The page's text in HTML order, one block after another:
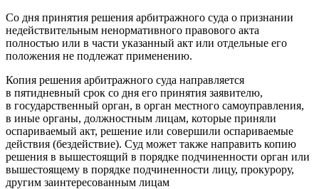
Со дня принятия решения арбитражного суда о признании
недействительным ненормативного правового акта
полностью или в части указанный акт или отдельные его
положения не подлежат применению.
Копия решения арбитражного суда направляется
в пятидневный срок со дня его принятия заявителю,
в государственный орган, в орган местного самоуправления,
в иные органы, должностным лицам, которые приняли
оспариваемый акт, решение или совершили оспариваемые
действия (бездействие). Суд может также направить копию
решения в вышестоящий в порядке подчиненности орган или
вышестоящему в порядке подчиненности лицу, прокурору,
другим заинтересованным лицам